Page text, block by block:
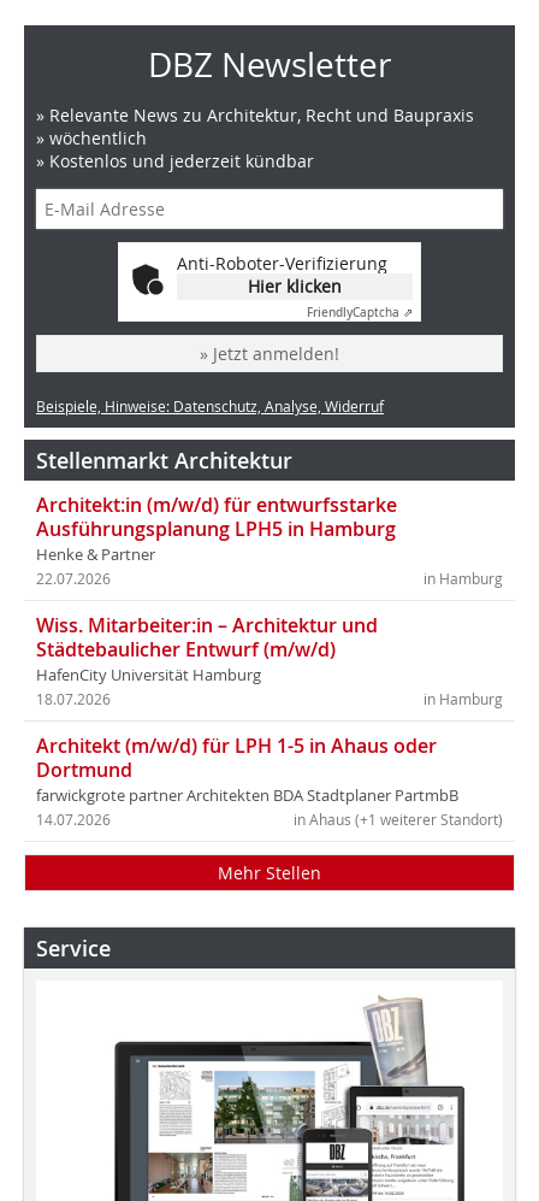
DBZ Newsletter
» Relevante News zu Architektur, Recht und Baupraxis
» wöchentlich
» Kostenlos und jederzeit kündbar
Anti-Roboter-Verifizierung
Hier klicken
FriendlyCaptcha ⇗
» Jetzt anmelden!
Beispiele, Hinweise: Datenschutz, Analyse, Widerruf
Stellenmarkt Architektur
Architekt:in (m/w/d) für entwurfsstarke
Ausführungsplanung LPH5 in Hamburg
Henke & Partner
in Hamburg
22.07.2026
Wiss. Mitarbeiter:in – Architektur und
Städtebaulicher Entwurf (m/w/d)
HafenCity Universität Hamburg
in Hamburg
18.07.2026
Architekt (m/w/d) für LPH 1-5 in Ahaus oder
Dortmund
farwickgrote partner Architekten BDA Stadtplaner PartmbB
in Ahaus (+1 weiterer Standort)
14.07.2026
Mehr Stellen
Service